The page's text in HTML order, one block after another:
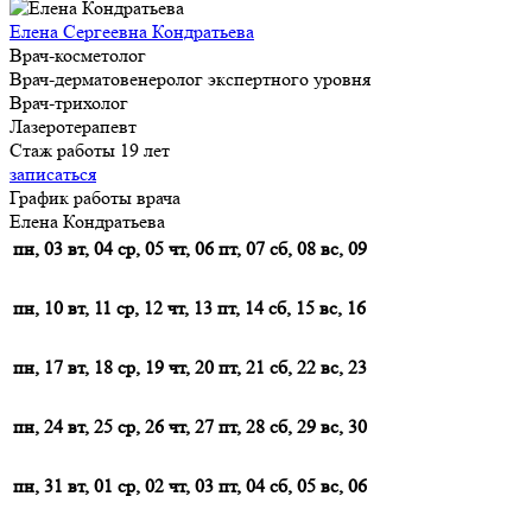
Елена Сергеевна Кондратьева
Врач-косметолог
Врач-дерматовенеролог экспертного уровня
Врач-трихолог
Лазеротерапевт
Стаж работы 19 лет
записаться
График работы врача
Елена Кондратьева
пн, 03 вт, 04 ср, 05 чт, 06 пт, 07 сб, 08 вс, 09
пн, 10 вт, 11 ср, 12 чт, 13 пт, 14 сб, 15 вс, 16
пн, 17 вт, 18 ср, 19 чт, 20 пт, 21 сб, 22 вс, 23
пн, 24 вт, 25 ср, 26 чт, 27 пт, 28 сб, 29 вс, 30
пн, 31 вт, 01 ср, 02 чт, 03 пт, 04 сб, 05 вс, 06